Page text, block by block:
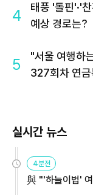
4
태풍 '돌핀'·'
예상 경로는?
5
"서울 여행하
327회차 연
실시간 뉴스
4분전
與 "'하늘이법'